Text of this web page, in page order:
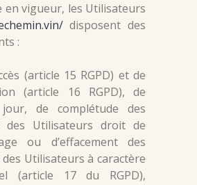
en vigueur, les Utilisateurs
disposent des
:
(article 15 RGPD) et de
(article 16 RGPD), de
de complétude des
des Utilisateurs droit de
ou d’effacement des
Utilisateurs à caractère
(article 17 du RGPD),